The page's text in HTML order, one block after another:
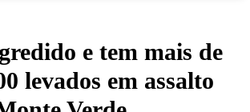
e tem mais de
levados em assalto